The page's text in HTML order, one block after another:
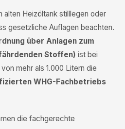
alten Heizöltank stilllegen oder
gesetzliche Auflagen beachten.
über Anlagen zum
Stoffen) ist bei
mehr als 1.000 Litern die
WHG-Fachbetriebs
die fachgerechte